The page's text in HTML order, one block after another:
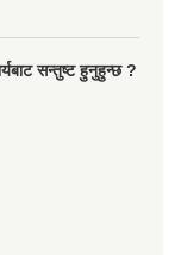
सन्तुष्ट हुनुहुन्छ ?